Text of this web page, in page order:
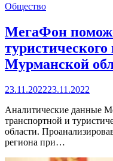
Общество
МегаФон
туристического
Мурманской
23.11.202223.11.2022
Аналитические данные
транспортной и
области.
региона при…